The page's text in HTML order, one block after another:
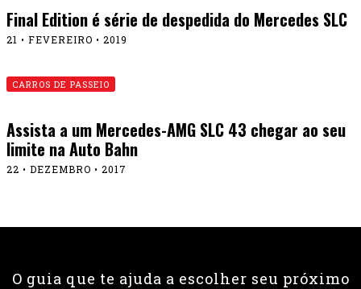
Final Edition é série de despedida do Mercedes SLC
21 • FEVEREIRO • 2019
CARROS DE PASSEIO
Assista a um Mercedes-AMG SLC 43 chegar ao seu
limite na Auto Bahn
22 • DEZEMBRO • 2017
O guia que te ajuda a escolher seu próximo